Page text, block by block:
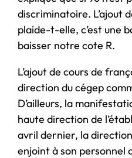
discriminatoire. L’ajout
plaide-t-elle, c’est une
baisser notre cote R.
L’ajout de cours de
direction du cégep
D’ailleurs, la
haute direction de
avril dernier, la
enjoint à son